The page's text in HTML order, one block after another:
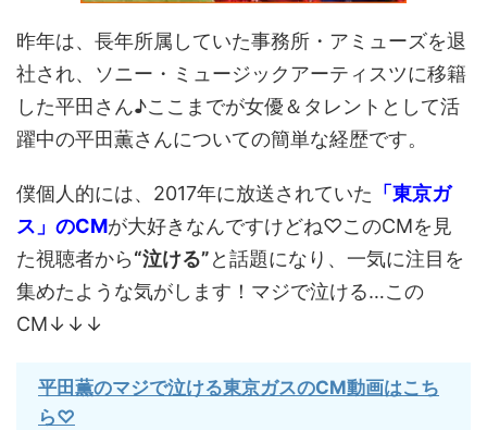
昨年は、長年所属していた事務所・アミューズを退
社され、ソニー・ミュージックアーティスツに移籍
した平田さん♪ここまでが女優＆タレントとして活
躍中の平田薫さんについての簡単な経歴です。
僕個人的には、2017年に放送されていた 「東京ガ
ス」のCMが大好きなんですけどね♡このCMを見
た視聴者から“泣ける”と話題になり、一気に注目を
集めたような気がします！マジで泣ける…この
CM↓↓↓
平田薫のマジで泣ける東京ガスのCM動画はこち
ら♡